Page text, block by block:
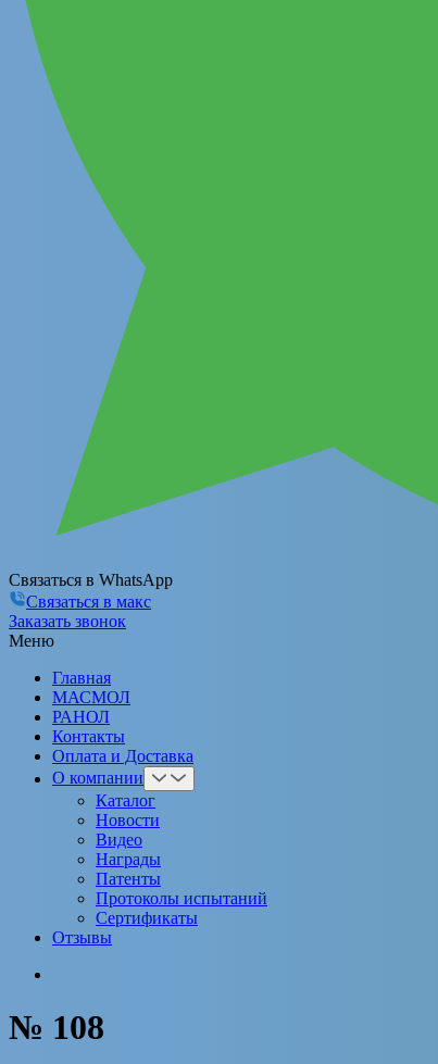
Связаться в WhatsApp
Связаться в макс
Заказать звонок
Меню
Главная
МАСМОЛ
РАНОЛ
Контакты
Оплата и Доставка
О компании
Каталог
Новости
Видео
Награды
Патенты
Протоколы испытаний
Сертификаты
Отзывы
№ 108